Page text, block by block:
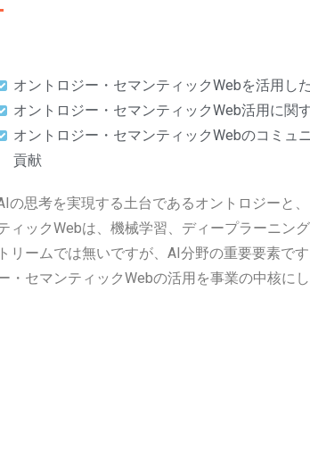
オントロジー・セマンティックWebを活用し
オントロジー・セマンティックWeb活用に関
オントロジー・セマンティックWebのコミュ
貢献
の思考を実現する土台であるオントロジーと
ィックWebは、機械学習、ディープラーニン
トリームでは無いですが、AI分野の重要要素で
・セマンティックWebの活用を事業の中核にし